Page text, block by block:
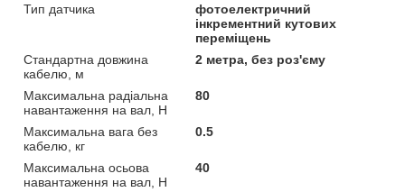
Тип датчика
фотоелектричний
інкрементний кутових
переміщень
Стандартна довжина
кабелю, м
2 метра, без роз'єму
Максимальна радіальна
навантаження на вал, Н
80
Максимальна вага без
кабелю, кг
0.5
Максимальна осьова
навантаження на вал, Н
40